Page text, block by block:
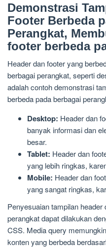
Demonstrasi
Footer Berbeda
Perangkat,
footer berbeda
Header dan footer yang
berbagai perangkat, seperti
adalah contoh demonstrasi
berbeda pada berbagai
Desktop: Header dan
banyak informasi dan
besar.
Tablet: Header dan
yang lebih ringkas,
Mobile: Header dan
yang sangat ringkas,
Penyesuaian tampilan header
perangkat dapat dilakukan
CSS. Media query
konten yang berbeda